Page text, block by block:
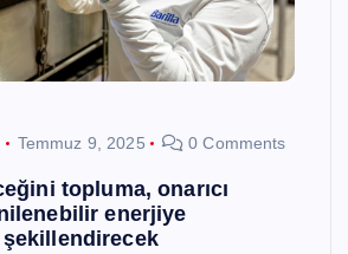
Temmuz 9, 2025 0 Comments
topluma, onarıcı
enerjiye